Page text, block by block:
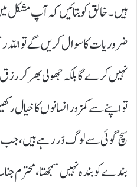
ہیں۔ خالق کو بتائیں کہ آپ
ضروریات کا سوال کریں گے تو اللّہ
نہیں کرے گا بلکہ جھولی بھر کر
تو اپنے سے کمزور انسانوں کا
سچ گوئی سے لوگ ڈر رہے ہیں، جب
بندے کو بندہ نہیں سمجھتا، محترم